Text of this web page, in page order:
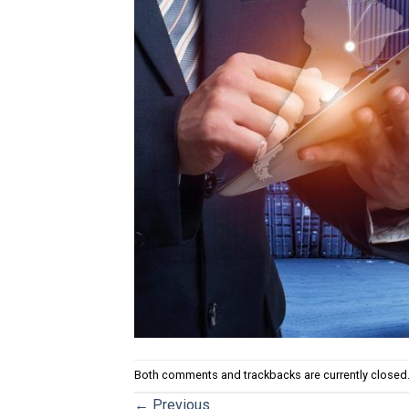
Both comments and trackbacks are currently closed.
← Previous